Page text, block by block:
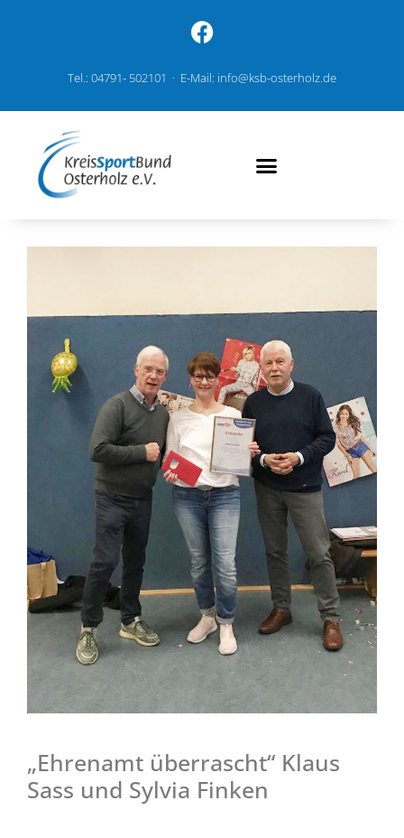
Tel.: 04791- 502101 · E-Mail: info@ksb-osterholz.de
„Ehrenamt überrascht“ Klaus
Sass und Sylvia Finken